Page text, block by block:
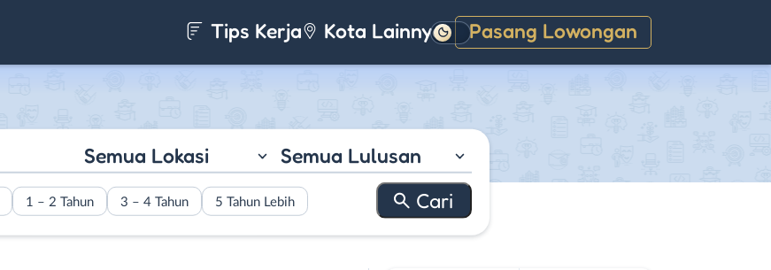
Tips Kerja Kota Lainnya Pasang Lowongan
Gelap
Semua Lokasi Semua Lulusan
1 – 2 Tahun 3 – 4 Tahun 5 Tahun Lebih